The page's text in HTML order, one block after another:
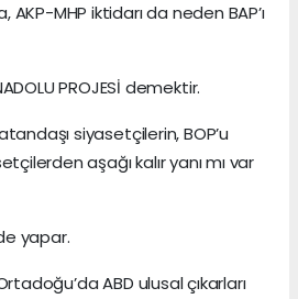
AKP-MHP iktidarı da neden BAP’ı
PROJESİ demektir.
siyasetçilerin, BOP’u
aşağı kalır yanı mı var
yapar.
ABD ulusal çıkarları